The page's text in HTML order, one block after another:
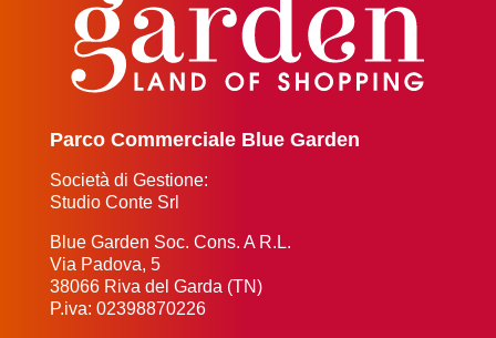
Parco Commerciale Blue Garden
Società di Gestione:
Studio Conte Srl
Blue Garden Soc. Cons. A R.L.
Via Padova, 5
38066 Riva del Garda (TN)
P.iva: 02398870226